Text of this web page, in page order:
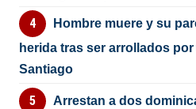
Hombre muere y su
herida tras ser arrollados
Santiago
Arrestan a dos